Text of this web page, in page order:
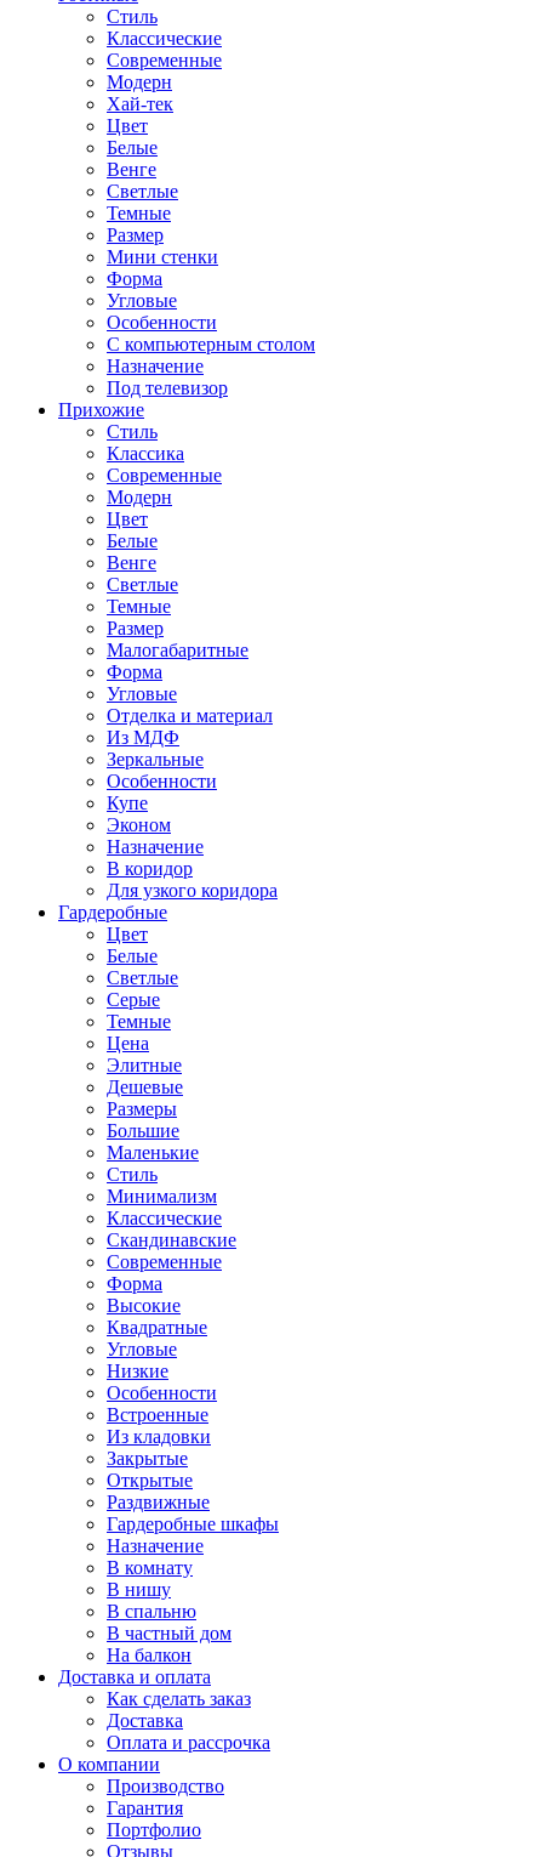
Стиль
Классические
Современные
Модерн
Хай-тек
Цвет
Белые
Венге
Светлые
Темные
Размер
Мини стенки
Форма
Угловые
Особенности
С компьютерным столом
Назначение
Под телевизор
Прихожие
Стиль
Классика
Современные
Модерн
Цвет
Белые
Венге
Светлые
Темные
Размер
Малогабаритные
Форма
Угловые
Отделка и материал
Из МДФ
Зеркальные
Особенности
Купе
Эконом
Назначение
В коридор
Для узкого коридора
Гардеробные
Цвет
Белые
Светлые
Серые
Темные
Цена
Элитные
Дешевые
Размеры
Большие
Маленькие
Стиль
Минимализм
Классические
Скандинавские
Современные
Форма
Высокие
Квадратные
Угловые
Низкие
Особенности
Встроенные
Из кладовки
Закрытые
Открытые
Раздвижные
Гардеробные шкафы
Назначение
В комнату
В нишу
В спальню
В частный дом
На балкон
Доставка и оплата
Как сделать заказ
Доставка
Оплата и рассрочка
О компании
Производство
Гарантия
Портфолио
Отзывы